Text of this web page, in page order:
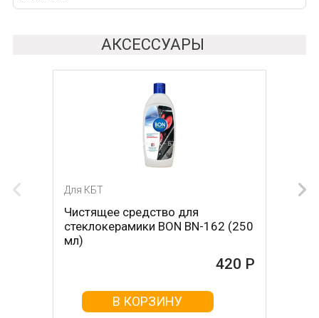
АКСЕССУАРЫ
Для КБТ
Чистящее средство для
стеклокерамики BON BN-162 (250
мл)
420 Р
В КОРЗИНУ
Для КБТ
Скребок для ухода за
стеклокерамикой BON BN-603
В КОРЗИНУ